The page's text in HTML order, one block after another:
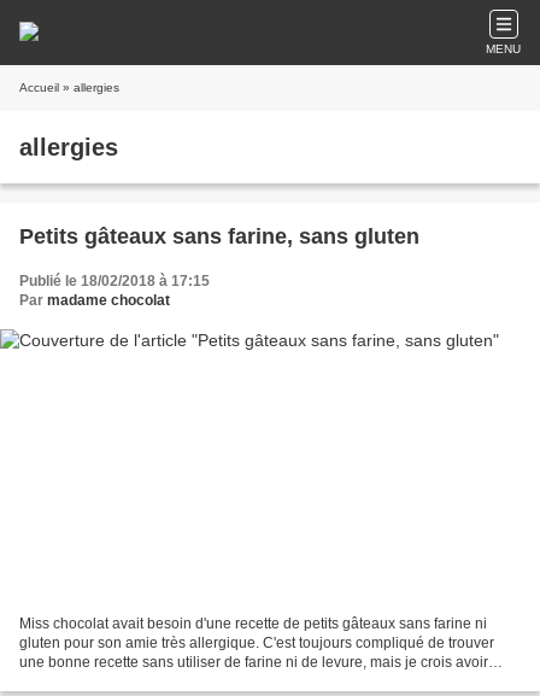
MENU
Accueil » allergies
allergies
Petits gâteaux sans farine, sans gluten
Publié le 18/02/2018 à 17:15
Par madame chocolat
Miss chocolat avait besoin d'une recette de petits gâteaux sans farine ni
gluten pour son amie très allergique. C'est toujours compliqué de trouver
une bonne recette sans utiliser de farine ni de levure, mais je crois avoir